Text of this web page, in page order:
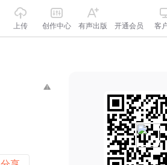
上传 创作中心 有声出版 开通会员 客